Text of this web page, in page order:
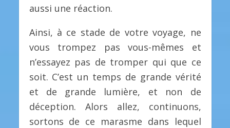
aussi une réaction.
Ainsi, à ce stade de votre voyage, ne
vous trompez pas vous-mêmes et
n’essayez pas de tromper qui que ce
soit. C’est un temps de grande vérité
et de grande lumière, et non de
déception. Alors allez, continuons,
sortons de ce marasme dans lequel